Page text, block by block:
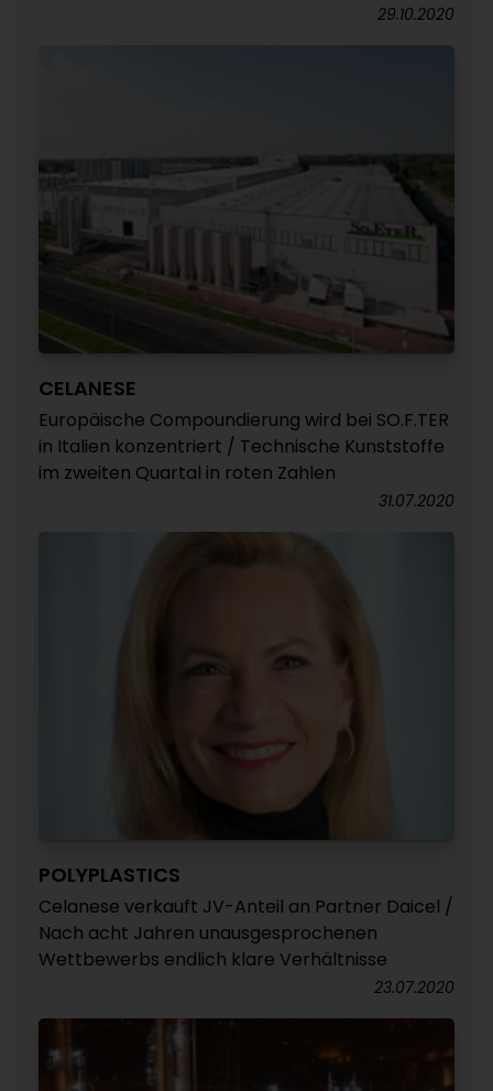
29.10.2020
CELANESE
Europäische Compoundierung wird bei SO.F.TER
in Italien konzentriert / Technische Kunststoffe
im zweiten Quartal in roten Zahlen
31.07.2020
POLYPLASTICS
Celanese verkauft JV-Anteil an Partner Daicel /
Nach acht Jahren unausgesprochenen
Wettbewerbs endlich klare Verhältnisse
23.07.2020